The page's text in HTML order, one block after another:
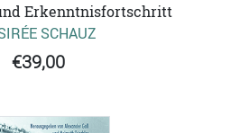
Erkenntnisfortschritt
SCHAUZ
€39,00